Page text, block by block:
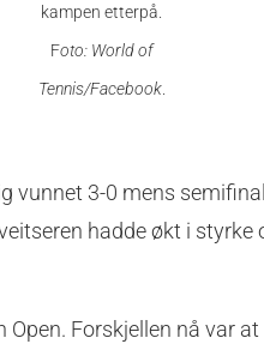
kampen etterpå.
Foto: World of
Tennis/Facebook.
vunnet 3-0 mens
hadde økt i
Forskjellen nå var